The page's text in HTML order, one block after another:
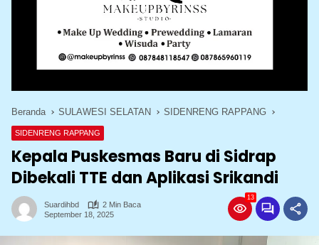
Beranda SULAWESI SELATAN SIDENRENG RAPPANG
SIDENRENG RAPPANG
Kepala Puskesmas Baru di Sidrap
Dibekali TTE dan Aplikasi Srikandi
Suardihbd
2 Min Baca
September 18, 2025
13